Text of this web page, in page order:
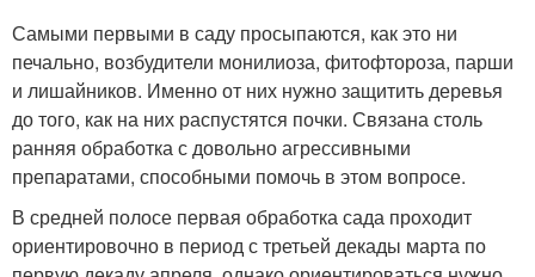
Самыми первыми в саду просыпаются, как это ни
печально, возбудители монилиоза, фитофтороза, парши
и лишайников. Именно от них нужно защитить деревья
до того, как на них распустятся почки. Связана столь
ранняя обработка с довольно агрессивными
препаратами, способными помочь в этом вопросе.
В средней полосе первая обработка сада проходит
ориентировочно в период с третьей декады марта по